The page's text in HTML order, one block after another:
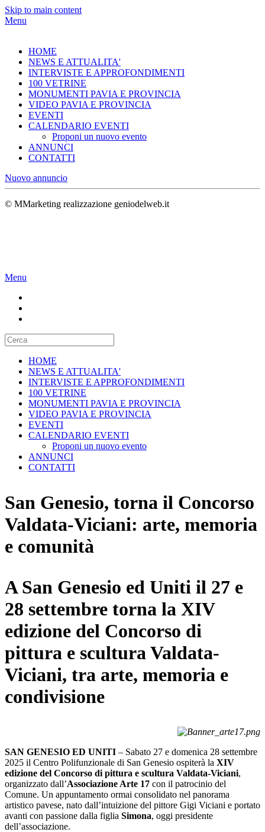
Skip to main content
Menu
HOME
NEWS E ATTUALITA'
INTERVISTE E APPROFONDIMENTI
100 VETRINE
MONUMENTI PAVIA E PROVINCIA
VIDEO PAVIA E PROVINCIA
EVENTI
CALENDARIO EVENTI
Proponi un nuovo evento
ANNUNCI
CONTATTI
Nuovo annuncio
© MMarketing realizzazione geniodelweb.it
Menu
HOME
NEWS E ATTUALITA'
INTERVISTE E APPROFONDIMENTI
100 VETRINE
MONUMENTI PAVIA E PROVINCIA
VIDEO PAVIA E PROVINCIA
EVENTI
CALENDARIO EVENTI
Proponi un nuovo evento
ANNUNCI
CONTATTI
San Genesio, torna il Concorso
Valdata-Viciani: arte, memoria
e comunità
A San Genesio ed Uniti il 27 e
28 settembre torna la XIV
edizione del Concorso di
pittura e scultura Valdata-
Viciani, tra arte, memoria e
condivisione
SAN GENESIO ED UNITI – Sabato 27 e domenica 28 settembre
2025 il Centro Polifunzionale di San Genesio ospiterà la XIV
edizione del Concorso di pittura e scultura Valdata-Viciani,
organizzato dall’Associazione Arte 17 con il patrocinio del
Comune. Un appuntamento ormai consolidato nel panorama
artistico pavese, nato dall’intuizione del pittore Gigi Viciani e portato
avanti con passione dalla figlia Simona, oggi presidente
dell’associazione.